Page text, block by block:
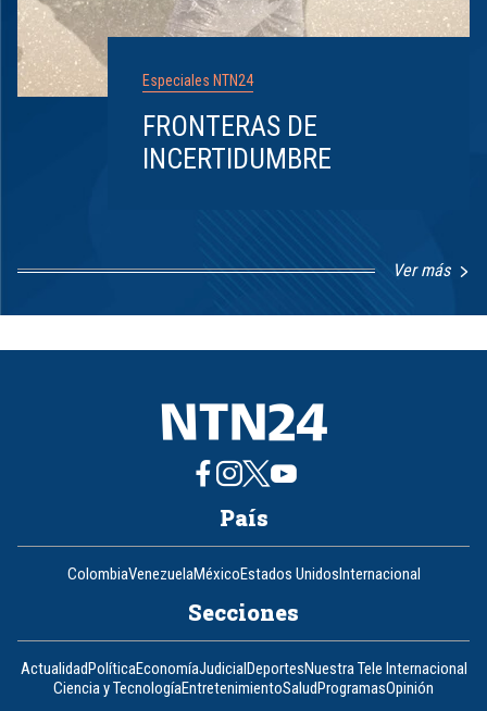
Especiales NTN24
FRONTERAS DE
INCERTIDUMBRE
Ver más
1
8
País
ColombiaVenezuelaMéxicoEstados UnidosInternacional
Secciones
ActualidadPolíticaEconomíaJudicialDeportesNuestra Tele Internacional
Ciencia y TecnologíaEntretenimientoSaludProgramasOpinión